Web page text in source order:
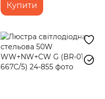
Купити